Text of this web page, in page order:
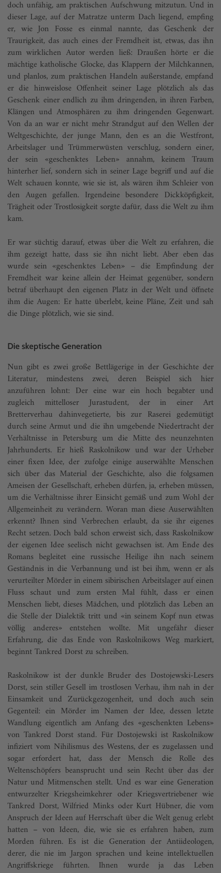
doch unfähig, am praktischen Aufschwung mitzutun. Und in
dieser Lage, auf der Matratze unterm Dach liegend, empfing
er, wie Jon Fosse es einmal nannte, das Geschenk der
Traurigkeit, das auch eines der Fremdheit ist, etwas, das ihn
zum wirklichen Autor werden ließ: Draußen hörte er die
mächtige katholische Glocke, das Klappern der Milchkannen,
und planlos, zum praktischen Handeln außerstande, empfand
er die hinweislose Offenheit seiner Lage plötzlich als das
Geschenk einer endlich zu ihm dringenden, in ihren Farben,
Klängen und Atmosphären zu ihm dringenden Gegenwart.
Von da an war er nicht mehr Strandgut auf den Wellen der
Weltgeschichte, der junge Mann, den es an die Westfront,
Arbeitslager und Trümmerwüsten verschlug, sondern einer,
der sein «geschenktes Leben» annahm, keinem Traum
hinterher lief, sondern sich in seiner Lage begriff und auf die
Welt schauen konnte, wie sie ist, als wären ihm Schleier von
den Augen gefallen. Irgendeine besondere Dickköpfigkeit,
Trägheit oder Trost­losigkeit sorgte dafür, dass die Welt zu ihm
kam.
Er war süchtig darauf, etwas über die Welt zu erfahren, die
ihm gezeigt hatte, dass sie ihn nicht liebt. Aber eben das
wurde sein «geschenktes Leben» – die Empfindung der
Fremdheit war keine allein der Heimat gegenüber, sondern
betraf überhaupt den eigenen Platz in der Welt und öffnete
ihm die Augen: Er hatte überlebt, keine Pläne, Zeit und sah
die Dinge plötzlich, wie sie sind.
Die skeptische Generation
Nun gibt es zwei große Bettlägerige in der Geschichte der
Literatur, mindestens zwei, deren Beispiel sich hier
anzuführen lohnt: Der eine war ein hoch begabter und
zugleich mittelloser Jurastudent, der in einer Art
Bretterverhau dahinvegetierte, bis zur Raserei gedemütigt
durch seine Armut und die ihn umgebende Niedertracht der
Verhältnisse in Petersburg um die Mitte des neunzehnten
Jahrhunderts. Er hieß Raskolnikow und war der Urheber
einer fixen Idee, der zufolge einige auserwählte Menschen
sich über das Material der Geschichte, also die folgsamen
Ameisen der Gesellschaft, erheben dürfen, ja, erheben müssen,
um die Verhältnisse ihrer Einsicht gemäß und zum Wohl der
Allgemeinheit zu verändern. Woran man diese Auserwählten
erkennt? Ihnen sind Verbrechen erlaubt, da sie ihr eigenes
Recht setzen. Doch bald schon erweist sich, dass Raskolnikow
der eigenen Idee seelisch nicht gewachsen ist. Am Ende des
Romans begleitet eine russische Heilige ihn nach seinem
Geständnis in die Verbannung und ist bei ihm, wenn er als
verurteilter Mörder in einem sibirischen Arbeitslager auf einen
Fluss schaut und zum ersten Mal fühlt, dass er einen
Menschen liebt, dieses Mädchen, und plötzlich das Leben an
die Stelle der Dialektik tritt und «in seinem Kopf nun etwas
völlig anderes» entstehen wollte. Mit ungefähr dieser
Erfahrung, die das Ende von Raskolnikows Weg markiert,
beginnt Tankred Dorst zu schreiben.
Raskolnikow ist der dunkle Bruder des Dostojewski-Lesers
Dorst, sein stiller Gesell im trostlosen Verhau, ihm nah in der
Einsamkeit und Zurückgezogenheit, und doch auch sein
Gegenteil: ein Mörder im Namen der Idee, dessen letzte
Wandlung eigentlich am Anfang des «geschenkten Lebens»
von Tankred Dorst stand. Für Dostojewski ist Raskolnikow
infiziert vom Nihilismus des Westens, der es zugelassen und
sogar erfordert hat, dass der Mensch die Rolle des
Weltenschöpfers beansprucht und sein Recht über das der
Natur und Mitmenschen stellt. Und es war eine Generation
entwurzelter Kriegsheimkehrer oder Kriegsvertriebener wie
Tankred Dorst, Wilfried Minks oder Kurt Hübner, die vom
Anspruch der Ideen auf Herrschaft über die Welt genug erlebt
hatten – von Ideen, die, wie sie es erfahren haben, zum
Morden führen. Es ist die Generation der Antiideologen,
derer, die nie im Jargon sprachen und keine intellektuellen
Angriffskriege führten. Ihnen wurde ja das Leben